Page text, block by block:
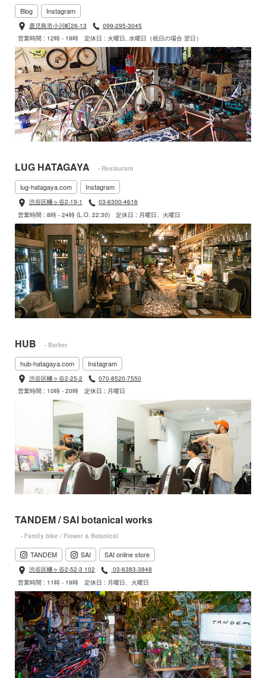
Blog Instagram
鹿児島市小川町26-13
099-295-3045
営業時間 : 12時 - 19時
定休日 : 火曜日, 水曜日（祝日の場合 翌日）
LUG HATAGAYA - Restaurant
lug-hatagaya.com Instagram
渋谷区幡ヶ谷2-19-1
03-6300-4616
営業時間 : 8時 - 24時 (L.O. 22:30)
定休日 : 月曜日、火曜日
HUB - Barber
hub-hatagaya.com Instagram
渋谷区幡ヶ谷2-25-2
070-8520-7550
営業時間 : 10時 - 20時
定休日 : 月曜日
TANDEM / SAI botanical works
- Family bike / Flower & Botanical
TANDEM SAI SAI online store
渋谷区幡ヶ谷2-52-3 102
03-6383-3848
営業時間 : 11時 - 19時
定休日 : 月曜日、火曜日